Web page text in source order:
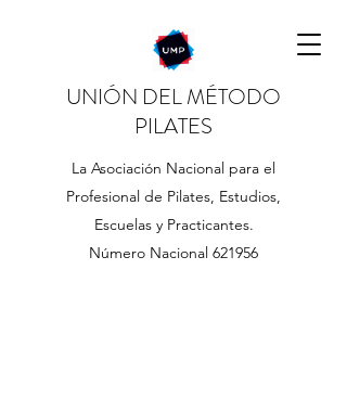
UNIÓN DEL MÉTODO
PILATES
La Asociación Nacional para el
Profesional de Pilates, Estudios,
Escuelas y Practicantes.
Número Nacional 621956